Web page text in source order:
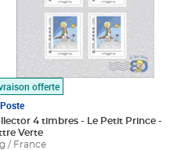
offerte
4 timbres - Le Petit Prince -
Verte
/ France